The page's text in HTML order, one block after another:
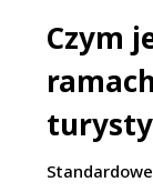
Czym